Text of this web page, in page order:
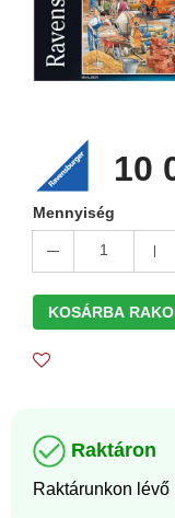
10
Mennyiség
1
KOSÁRBA
Raktáron
Raktárunkon